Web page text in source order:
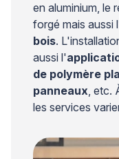
en aluminium, le
forgé mais aussi
bois.
aussi l'
de polymère
panneaux, etc.
les services